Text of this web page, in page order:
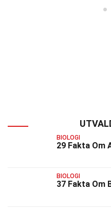
BIOLOGI
29 Fakta Om
BIOLOGI
37 Fakta Om